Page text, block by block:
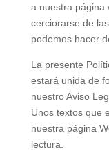
a nuestra página
cerciorarse de
podemos hacer
La presente
estará unida de
nuestro Aviso
Unos textos que
nuestra página
lectura.